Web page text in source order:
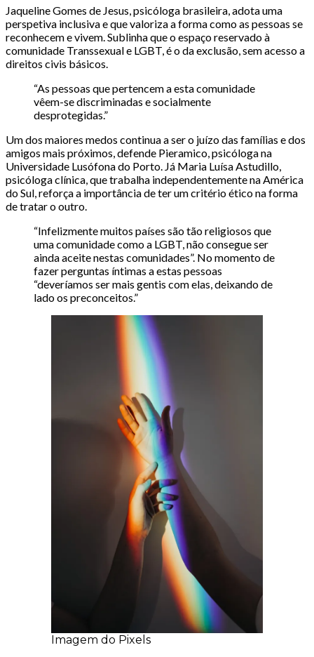
Jaqueline Gomes de Jesus, psicóloga brasileira, adota uma
perspetiva inclusiva e que valoriza a forma como as pessoas se
reconhecem e vivem. Sublinha que o espaço reservado à
comunidade Transsexual e LGBT, é o da exclusão, sem acesso a
direitos civis básicos.
“As pessoas que pertencem a esta comunidade
vêem-se discriminadas e socialmente
desprotegidas.”
Um dos maiores medos continua a ser o juízo das famílias e dos
amigos mais próximos, defende Pieramico, psicóloga na
Universidade Lusófona do Porto. Já Maria Luísa Astudillo,
psicóloga clínica, que trabalha independentemente na América
do Sul, reforça a importância de ter um critério ético na forma
de tratar o outro.
“Infelizmente muitos países são tão religiosos que
uma comunidade como a LGBT, não consegue ser
ainda aceite nestas comunidades”. No momento de
fazer perguntas íntimas a estas pessoas
“deveríamos ser mais gentis com elas, deixando de
lado os preconceitos.”
Imagem do Pixels